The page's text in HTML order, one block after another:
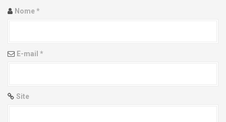
i
n
Nome*
E-mail *
Site